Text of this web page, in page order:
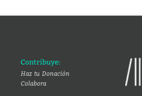
Contribuye:
Haz tu Donación
Colabora